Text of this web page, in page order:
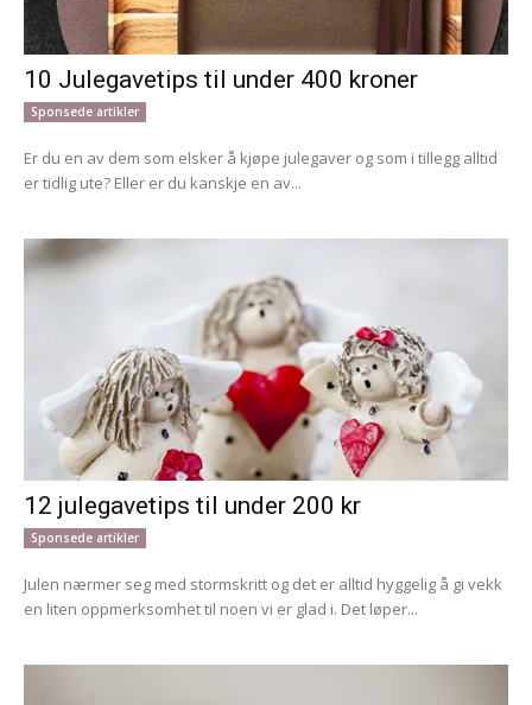
10 Julegavetips til under 400 kroner
Sponsede artikler
Er du en av dem som elsker å kjøpe julegaver og som i tillegg alltid
er tidlig ute? Eller er du kanskje en av...
12 julegavetips til under 200 kr
Sponsede artikler
Julen nærmer seg med stormskritt og det er alltid hyggelig å gi vekk
en liten oppmerksomhet til noen vi er glad i. Det løper...